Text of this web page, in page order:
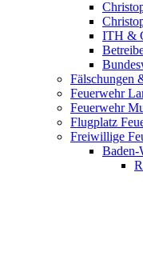
ITH &
Fälschungen
Feuerwehr
Feuerwehr
Flugplatz
Freiwillige
Baden-